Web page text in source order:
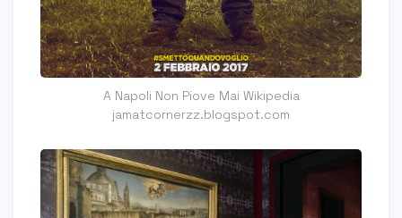
A Napoli Non Piove Mai Wikipedia
jamatcornerzz.blogspot.com